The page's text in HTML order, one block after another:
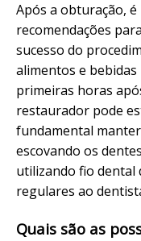
Após a obturação,
recomendações
sucesso do
alimentos e
primeiras horas
restaurador pode
fundamental
escovando os
utilizando fio dental
regulares ao
Quais são as